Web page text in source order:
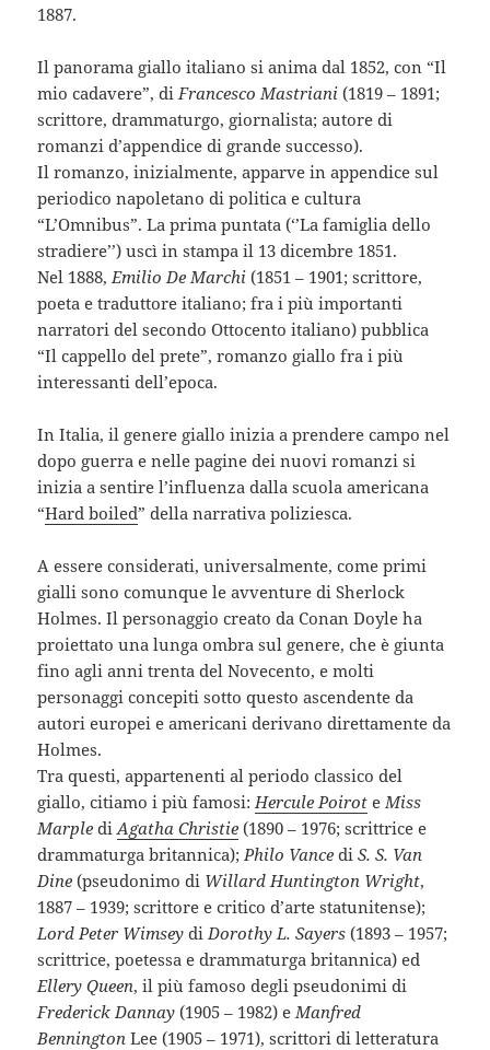
1887.
Il panorama giallo italiano si anima dal 1852, con “Il
mio cadavere”, di Francesco Mastriani (1819 – 1891;
scrittore, drammaturgo, giornalista; autore di
romanzi d’appendice di grande successo).
Il romanzo, inizialmente, apparve in appendice sul
periodico napoletano di politica e cultura
“L’Omnibus”. La prima puntata (‘’La famiglia dello
stradiere’’) uscì in stampa il 13 dicembre 1851.
Nel 1888, Emilio De Marchi (1851 – 1901; scrittore,
poeta e traduttore italiano; fra i più importanti
narratori del secondo Ottocento italiano) pubblica
“Il cappello del prete”, romanzo giallo fra i più
interessanti dell’epoca.
In Italia, il genere giallo inizia a prendere campo nel
dopo guerra e nelle pagine dei nuovi romanzi si
inizia a sentire l’influenza dalla scuola americana
“Hard boiled” della narrativa poliziesca.
A essere considerati, universalmente, come primi
gialli sono comunque le avventure di Sherlock
Holmes. Il personaggio creato da Conan Doyle ha
proiettato una lunga ombra sul genere, che è giunta
fino agli anni trenta del Novecento, e molti
personaggi concepiti sotto questo ascendente da
autori europei e americani derivano direttamente da
Holmes.
Tra questi, appartenenti al periodo classico del
giallo, citiamo i più famosi: Hercule Poirot e Miss
Marple diAgatha Christie (1890 – 1976; scrittrice e
drammaturga britannica); Philo Vance diS. S. Van
Dine (pseudonimo di Willard Huntington Wright,
1887 – 1939; scrittore e critico d’arte statunitense);
Lord Peter Wimsey di Dorothy L. Sayers (1893 – 1957;
scrittrice, poetessa e drammaturga britannica) ed
Ellery Queen, il più famoso degli pseudonimi di
Frederick Dannay (1905 – 1982) e Manfred
Bennington Lee (1905 – 1971), scrittori di letteratura